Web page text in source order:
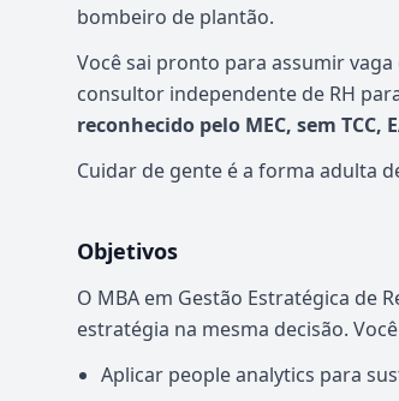
bombeiro de plantão.
Você sai pronto para assumir
consultor independente de RH
reconhecido pelo MEC, sem TCC,
Cuidar de gente é a forma adulta
Objetivos
O MBA em Gestão Estratégica de
estratégia na mesma decisão.
Aplicar people analytics para